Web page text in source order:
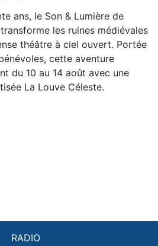
ans, le Son & Lumière de
les ruines médiévales
théâtre à ciel ouvert. Portée
cette aventure
du 10 au 14 août avec une
La Louve Céleste.
RADIO